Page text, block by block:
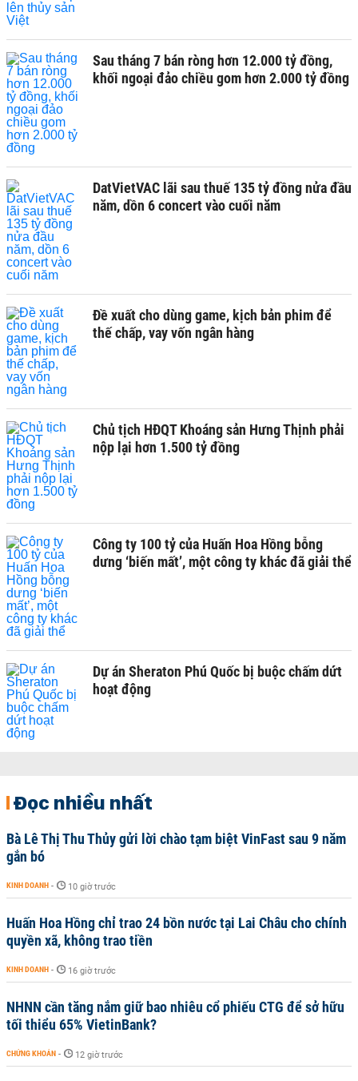
Sau tháng 7 bán ròng hơn 12.000 tỷ đồng,
khối ngoại đảo chiều gom hơn 2.000 tỷ đồng
DatVietVAC lãi sau thuế 135 tỷ đồng nửa đầu
năm, dồn 6 concert vào cuối năm
Đề xuất cho dùng game, kịch bản phim để
thế chấp, vay vốn ngân hàng
Chủ tịch HĐQT Khoáng sản Hưng Thịnh phải
nộp lại hơn 1.500 tỷ đồng
Công ty 100 tỷ của Huấn Hoa Hồng bỗng
dưng ‘biến mất’, một công ty khác đã giải thể
Dự án Sheraton Phú Quốc bị buộc chấm dứt
hoạt động
Đọc nhiều nhất
Bà Lê Thị Thu Thủy gửi lời chào tạm biệt VinFast sau 9 năm
gắn bó
KINH DOANH - 10 giờ trước
Huấn Hoa Hồng chỉ trao 24 bồn nước tại Lai Châu cho chính
quyền xã, không trao tiền
KINH DOANH - 16 giờ trước
NHNN cần tăng nắm giữ bao nhiêu cổ phiếu CTG để sở hữu
tối thiểu 65% VietinBank?
CHỨNG KHOÁN - 12 giờ trước